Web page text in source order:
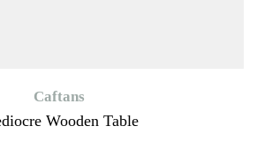
Caftans
Wooden Table